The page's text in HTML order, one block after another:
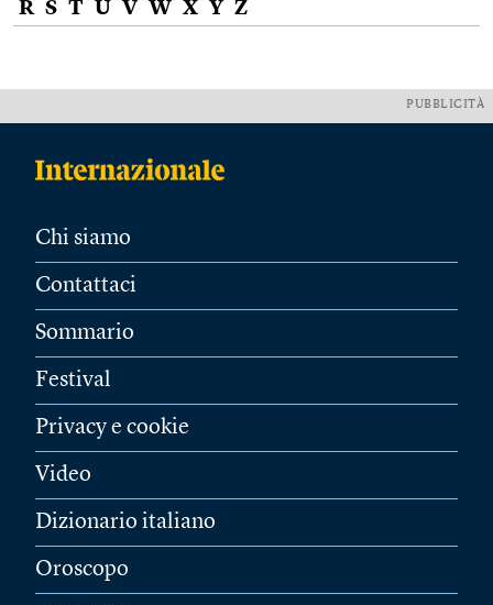
R S T U V W X Y Z
PUBBLICITÀ
Chi siamo
Contattaci
Sommario
Festival
Privacy e cookie
Video
Dizionario italiano
Oroscopo